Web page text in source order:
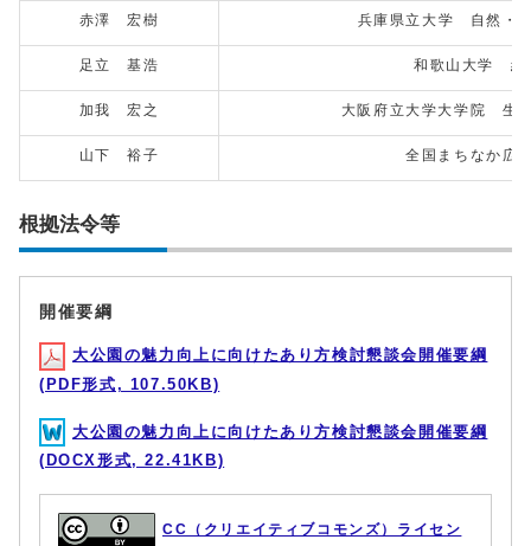
赤澤 宏樹 兵庫県立大学 自然・
足立 基浩 和歌山大学
加我 宏之 大阪府立大学大学院 生
山下 裕子 全国まちなか広
根拠法令等
開催要綱
大公園の魅力向上に向けたあり方検討懇談会開催要綱
(PDF形式, 107.50KB)
大公園の魅力向上に向けたあり方検討懇談会開催要綱
(DOCX形式, 22.41KB)
CC（クリエイティブコモンズ）ライセン